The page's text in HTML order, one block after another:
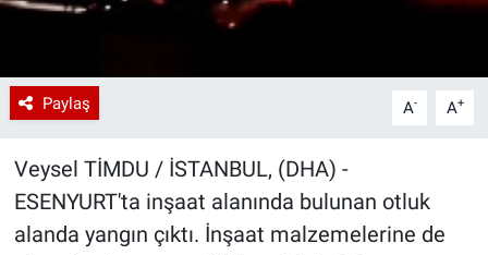
Paylaş A- A+
Veysel TİMDU / İSTANBUL, (DHA) -
ESENYURT'ta inşaat alanında bulunan otluk
alanda yangın çıktı. İnşaat malzemelerine de